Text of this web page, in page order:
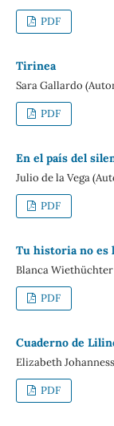
PDF
Tirinea
Sara Gallardo
PDF
En el país del
Julio de la Vega
PDF
Tu historia no es
Blanca
PDF
Cuaderno de
Elizabeth
PDF